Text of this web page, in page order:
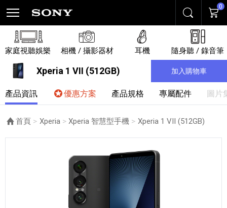
搜尋 購物
0
家庭視聽娛樂 相機 / 攝影器材 耳機 隨身聽 / 錄音筆
Xperia 1 VII (512GB) 加入購物車
產品資訊 優惠方案 產品規格 專屬配件 圖片
首頁 Xperia Xperia 智慧型手機 目前頁面：
Xperia 1 VII (512GB)